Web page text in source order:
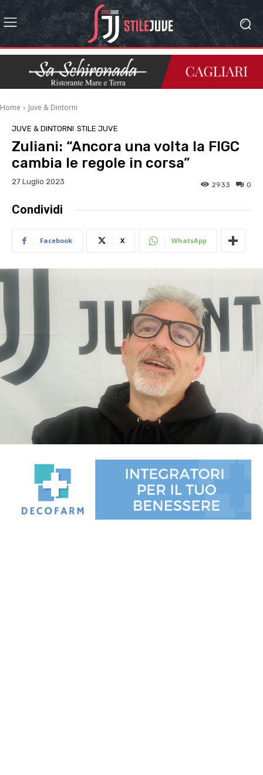
Home Juve & Dintorni
JUVE & DINTORNI STILE JUVE
Zuliani: “Ancora una volta la FIGC
cambia le regole in corsa”
27 Luglio 2023 0
2933
Condividi
Facebook X WhatsApp